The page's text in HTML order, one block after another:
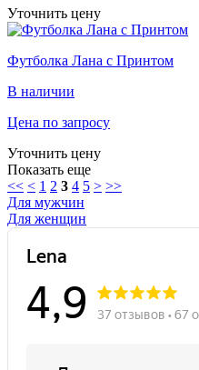
Уточнить цену
Футболка Лана с Принтом
В наличии
Цена по запросу
Уточнить цену
Показать еще
<< < 1 2 3 4 5 > >>
Для мужчин
Для женщин